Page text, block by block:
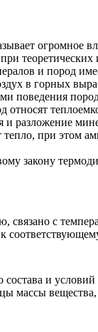
огромное
и пород
в горных
поведения
разложение
при этом
закону
связано с
состава и
массы